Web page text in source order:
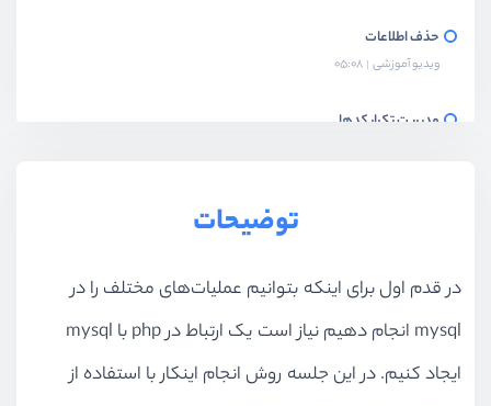
حذف اطلاعات
ویدیو آموزشی 05:08
مدیریت تکرار کدها
بخش دهم مدیریت ارورها و دیباگ کردن کدها
توضیحات
در قدم اول برای اینکه بتوانیم عملیات‌های مختلف را در
mysql انجام دهیم نیاز است یک ارتباط در php با mysql
ایجاد کنیم. در این جلسه روش انجام اینکار با استفاده از